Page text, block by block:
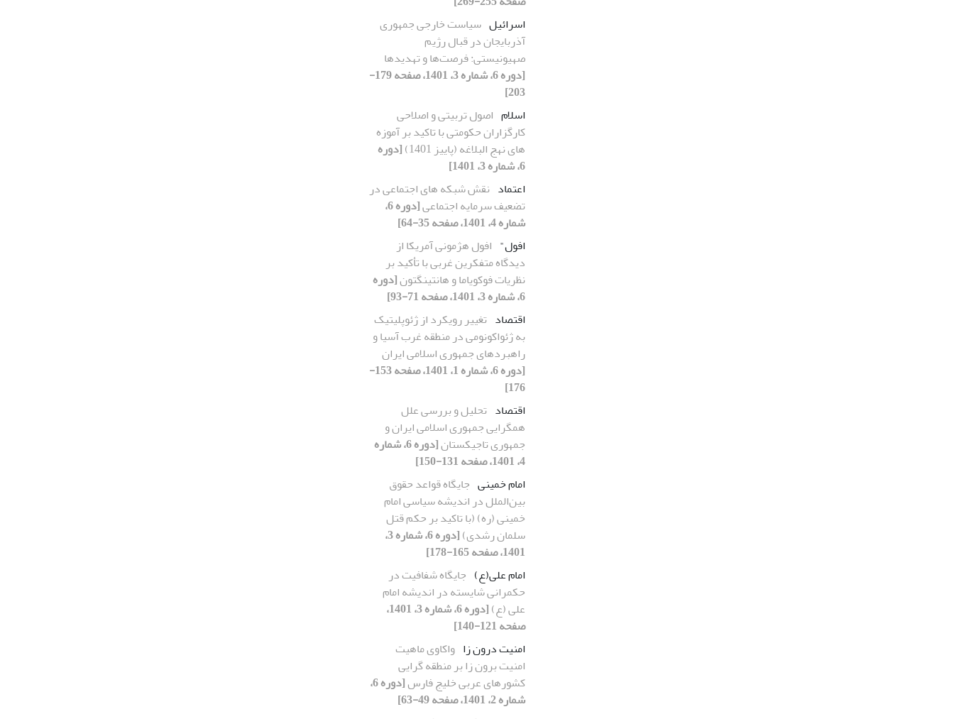
اسرائیل سیاست خارجی جمهوری
آذربایجان در قبال رژیم
صهیونیستی: فرصت‌ها و تهدیدها
[دوره 6، شماره 3، 1401، صفحه 179-
203]
اسلام اصول تربیتی و اصلاحی
کارگزاران حکومتی با تاکید بر آموزه
های نهج البلاغه (پاییز 1401)
[دوره
6، شماره 3، 1401]
اعتماد نقش شبکه های اجتماعی در
تضعیف سرمایه اجتماعی
[دوره 6،
شماره 4، 1401، صفحه 35-64]
افول" افول هژمونی آمریکا از
دیدگاه متفکرین غربی با تأکید بر
نظریات فوکویاما و هانتینگتون[دوره
6، شماره 3، 1401، صفحه 71-93]
اقتصاد تغییر رویکرد از ژئوپلیتیک
به ژئواکونومی در منطقه غرب آسیا و
راهبردهای جمهوری اسلامی ایران
[دوره 6، شماره 1، 1401، صفحه 153-
176]
اقتصاد تحلیل و بررسی علل
همگرایی جمهوری اسلامی ایران و
جمهوری تاجیکستان
[دوره 6، شماره
4، 1401، صفحه 131-150]
امام خمینی جایگاه قواعد حقوق
بین‌الملل در اندیشه سیاسی امام
خمینی (ره) (با تاکید بر حکم قتل
سلمان رشدی)
[دوره 6، شماره 3،
1401، صفحه 165-178]
امام علی(ع) جایگاه شفافیت در
حکمرانی شایسته در اندیشه امام
علی (ع)
[دوره 6، شماره 3، 1401،
صفحه 121-140]
امنیت درون زا واکاوی ماهیت
امنیت برون زا بر منطقه گرایی
کشورهای عربی خلیج فارس
[دوره 6،
شماره 2، 1401، صفحه 49-63]